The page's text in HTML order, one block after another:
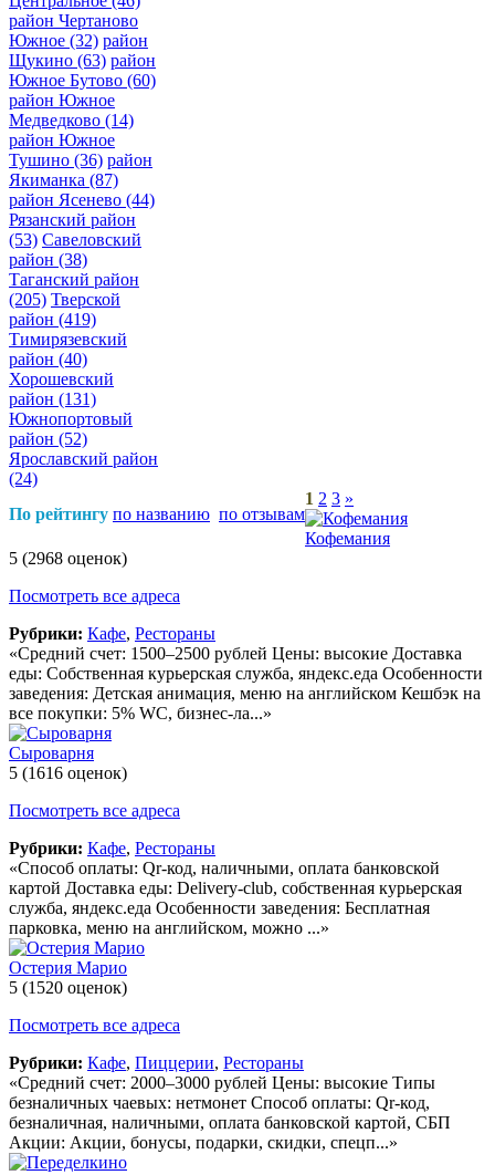
район Чертаново
Южное (32) район
Щукино (63) район
Южное Бутово (60)
район Южное
Медведково (14)
район Южное
Тушино (36) район
Якиманка (87)
район Ясенево (44)
Рязанский район
(53) Савеловский
район (38)
Таганский район
(205) Тверской
район (419)
Тимирязевский
район (40)
Хорошевский
район (131)
Южнопортовый
район (52)
Ярославский район
(24)
По рейтингу по названию по отзывам
1 2 3 »
Кофемания
5 (2968 оценок)
Посмотреть все адреса
Рубрики: Кафе, Рестораны
«Средний счет: 1500–2500 рублей Цены: высокие Доставка
еды: Собственная курьерская служба, яндекс.еда Особенности
заведения: Детская анимация, меню на английском Кешбэк на
все покупки: 5% WC, бизнес-ла...»
Сыроварня
5 (1616 оценок)
Посмотреть все адреса
Рубрики: Кафе, Рестораны
«Способ оплаты: Qr-код, наличными, оплата банковской
картой Доставка еды: Delivery-club, собственная курьерская
служба, яндекс.еда Особенности заведения: Бесплатная
парковка, меню на английском, можно ...»
Остерия Марио
5 (1520 оценок)
Посмотреть все адреса
Рубрики: Кафе, Пиццерии, Рестораны
«Средний счет: 2000–3000 рублей Цены: высокие Типы
безналичных чаевых: нетмонет Способ оплаты: Qr-код,
безналичная, наличными, оплата банковской картой, СБП
Акции: Акции, бонусы, подарки, скидки, спецп...»